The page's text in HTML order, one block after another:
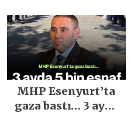
İlgi Gördü!..
MHP Esenyurt’ta
gaza bastı… 3 ayda